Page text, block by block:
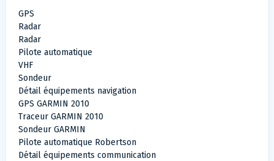
GPS
Radar
Radar
Pilote automatique
VHF
Sondeur
Détail équipements navigation
GPS GARMIN 2010
Traceur GARMIN 2010
Sondeur GARMIN
Pilote automatique Robertson
Détail équipements communication